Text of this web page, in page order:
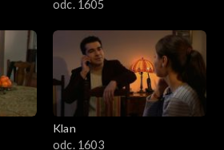
odc. 1605
Klan
odc. 1603